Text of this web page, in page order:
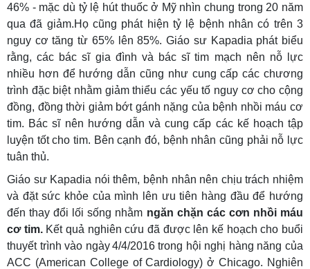
46% - mặc dù tỷ lệ hút thuốc ở Mỹ nhìn chung trong 20 năm
qua đã giảm.Họ cũng phát hiện tỷ lệ bệnh nhân có trên 3
nguy cơ tăng từ 65% lên 85%. Giáo sư Kapadia phát biểu
rằng, các bác sĩ gia đình và bác sĩ tim mạch nên nỗ lực
nhiều hơn để hướng dẫn cũng như cung cấp các chương
trình đặc biệt nhằm giảm thiểu các yếu tố nguy cơ cho cộng
đồng, đồng thời giảm bớt gánh nặng của bệnh nhồi máu cơ
tim. Bác sĩ nên hướng dẫn và cung cấp các kế hoạch tập
luyện tốt cho tim. Bên cạnh đó, bệnh nhân cũng phải nỗ lực
tuân thủ.
Giáo sư Kapadia nói thêm, bệnh nhân nên chịu trách nhiệm
và đặt sức khỏe của mình lên ưu tiên hàng đầu để hướng
đến thay đổi lối sống nhằm ngăn chặn các cơn nhồi máu
cơ tim.Kết quả nghiên cứu đã được lên kế hoạch cho buổi
thuyết trình vào ngày 4/4/2016 trong hội nghị hàng năng của
ACC (American College of Cardiology) ở Chicago. Nghiên